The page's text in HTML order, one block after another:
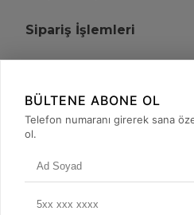
Sipariş İşlemleri
+90 (850)
BÜLTENE ABONE OL
Telefon numaranı girerek sana
ol.